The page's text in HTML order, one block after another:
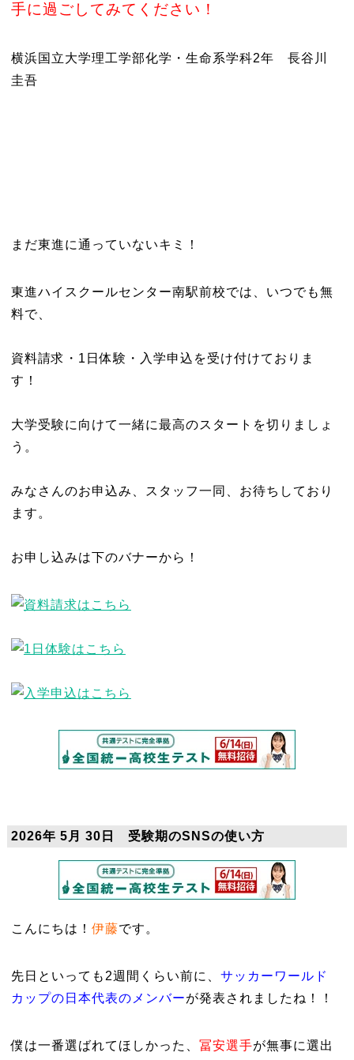
手に過ごしてみてください！
横浜国立大学理工学部化学・生命系学科2年 長谷川
圭吾
まだ東進に通っていないキミ！
東進ハイスクールセンター南駅前校では、いつでも無
料で、
資料請求・1日体験・入学申込を受け付けておりま
す！
大学受験に向けて一緒に最高のスタートを切りましょ
う。
みなさんのお申込み、スタッフ一同、お待ちしており
ます。
お申し込みは下のバナーから！
2026年 5月 30日 受験期のSNSの使い方
こんにちは！ 伊藤です。
先日といっても2週間くらい前に、 サッカーワールド
カップの日本代表のメンバーが発表されましたね！！
僕は一番選ばれてほしかった、 冨安選手が無事に選出